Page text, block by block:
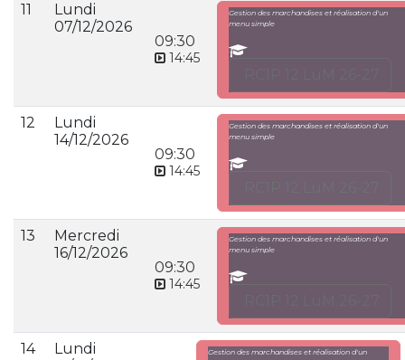
11
Lundi
07/12/2026
09:30
14:45
Gestion des marchandises et réalisation d'un
menu simple
12
Lundi
14/12/2026
09:30
14:45
Gestion des marchandises et réalisation d'un
menu simple
13
Mercredi
16/12/2026
09:30
14:45
Gestion des marchandises et réalisation d'un
menu simple
14
Lundi
Gestion des marchandises et réalisation d'un